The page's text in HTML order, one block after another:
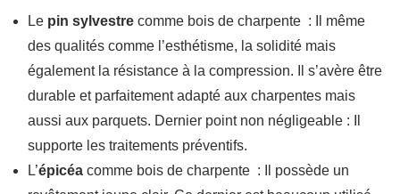
Le pin sylvestre comme bois de charpente : Il même
des qualités comme l’esthétisme, la solidité mais
également la résistance à la compression. Il s’avère être
durable et parfaitement adapté aux charpentes mais
aussi aux parquets. Dernier point non négligeable : Il
supporte les traitements préventifs.
L’épicéa comme bois de charpente : Il possède un